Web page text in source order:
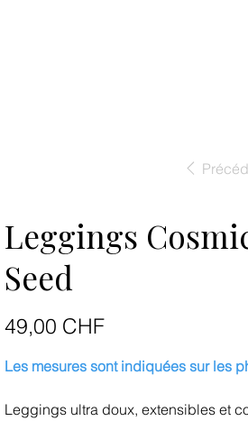
Leggings
Seed
49,00 CHF
Les mesures sont indiquées sur les
Leggings ultra doux, extensibles et